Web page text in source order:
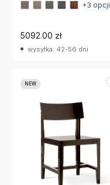
+3 opcji
5092.00 zł
wysyłka: 42-56 dni
NEW